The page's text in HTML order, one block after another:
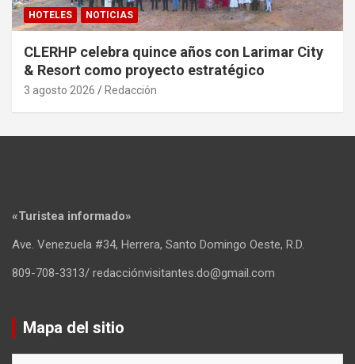
HOTELES NOTICIAS
CLERHP celebra quince años con Larimar City
& Resort como proyecto estratégico
3 agosto 2026 Redacción
«Turistea informado»
Ave. Venezuela #34, Herrera, Santo Domingo Oeste, R.D.
809-708-3313/ redacciónvisitantes.do@gmail.com
Mapa del sitio